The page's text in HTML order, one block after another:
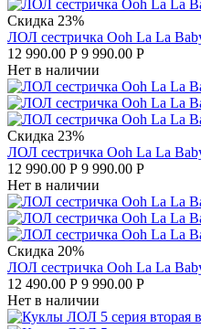
Скидка 23%
ЛОЛ сестричка Ooh La La
12 990.00 Р 9 990.00 Р
Нет в наличии
Скидка 23%
ЛОЛ сестричка Ooh La La
12 990.00 Р 9 990.00 Р
Нет в наличии
Скидка 20%
ЛОЛ сестричка Ooh La La
12 490.00 Р 9 990.00 Р
Нет в наличии